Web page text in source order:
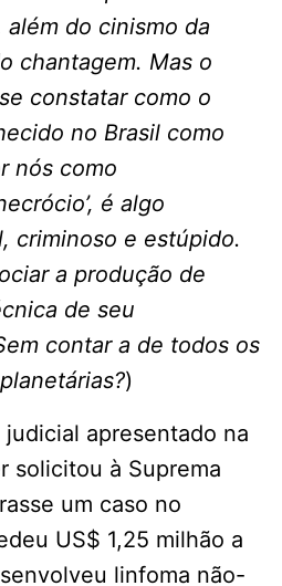
do cinismo da
chantagem. Mas o
constatar como o
no Brasil como
nós como
é algo
criminoso e estúpido.
a produção de
de seu
contar a de todos os
)
apresentado na
solicitou à Suprema
um caso no
US$ 1,25 milhão a
linfoma não-